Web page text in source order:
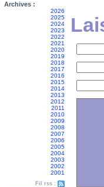
Archives :
2026
2025
2024
2023
2022
2021
2020
2019
2018
2017
2016
2015
2014
2013
2012
2011
2010
2009
2008
2007
2006
2005
2004
2003
2002
2001
Fil rss :